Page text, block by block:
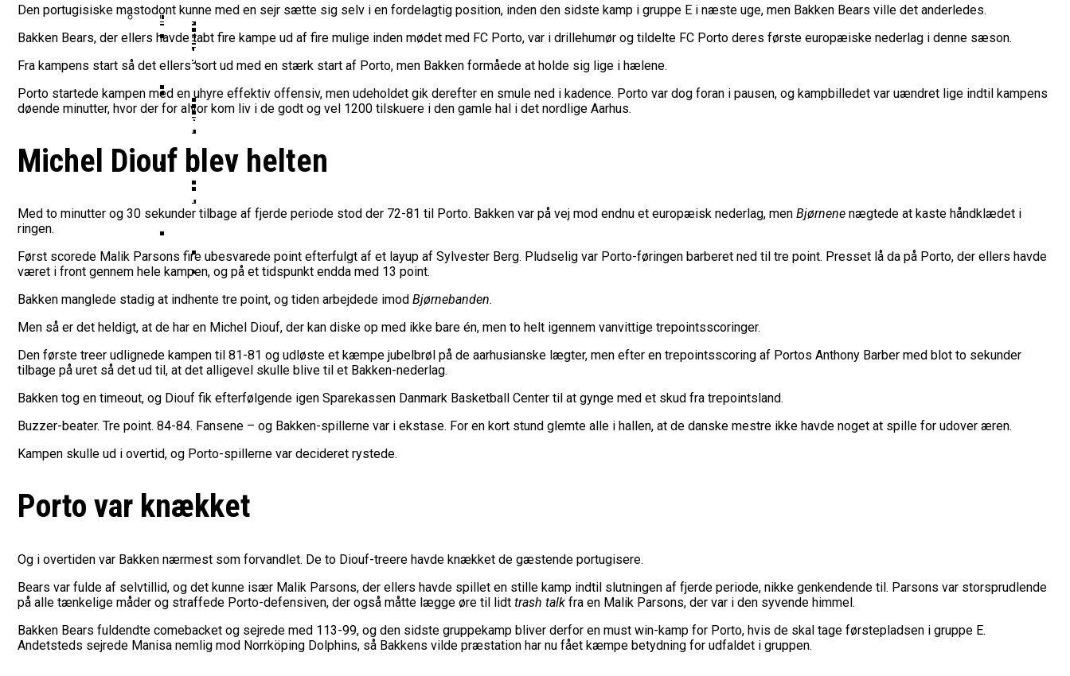
Her Er Den Georgiske Og Finske Trup, Danmark Skal Møde I Kampen Om En EM-Billet
Bakken Bears Skuffer Igen I Europa Og Nærmer Sig Tidligt Exit
Dansk Tenerife-Talent Med Ny Brandkamp I Youth Champions League
Noah Nørgaard Og Tenerife Fik En God Start På Youth Champions League: “Vores Mål Er At Vinde Turneringen”
Dansk Tenerife-Stortalent Imponerede Stort I Debut I Youth Champions League
Bakken Bears Skuffede Og Misser Champions League-Gruppespil
Mere Europæisk Topbasket Venter: Dansk Stjerne Skifter Til Spansk EuroCup-Klub
ALBA Berlin Siger Farvel Til EuroLeague – Skifter Til Basketball Champions League
Danske Tobias Jensen Skal Møde Portland Trail Blazers I NBA-Kamp
Wembanyamas EM-Deltagelse I Fare: Der Er Mange Usikkerheder Lige Nu
Danmarks Kvindelandshold Skal Have Ny Landstræner
VM’s All Star-Hold Offentliggjort
Canada Vinder VM-Bronze Efter Vanvittigt Overtidsdrama Mod USA
Morten Stig Jensen Om OL 2024: “Vi Kan Forvente Os En Af De Bedste Omgange OL Nogensinde”
To Tidligere Basketliga-Spillere Udtaget Til Sydsudansk OL-Bruttotrup
Breaking: Team USA Samler Superstjernerne Til OL 2024
Basketball-OL 2024: Se Grupperne Og Sæt Krydser I Din Kalender
Ekstra Bladet Har Købt Rettighederne Til Basketligaen
BørneBasketFonden Sender Spændende U15-Trup Til Jr. NBA Europe Tournament Til Sommer
Fra Drøm Til Virkelighed: Vejen Basketball Klub Rykker Op I Basketligaen
Medlemstal I Dansk Basket Boomer: Fremgang For 12. År I Træk
Klumme
Morten Stig
Den portugisiske mastodont kunne med en sejr sætte sig selv i en fordelagtig position, inden den sidste kamp i gruppe E i næste uge, men Bakken Bears ville det anderledes.
Bakken Bears, der ellers havde tabt fire kampe ud af fire mulige inden mødet med FC Porto, var i drillehumør og tildelte FC Porto deres første europæiske nederlag i denne sæson.
Fra kampens start så det ellers sort ud med en stærk start af Porto, men Bakken formåede at holde sig lige i hælene.
Porto startede kampen med en uhyre effektiv offensiv, men udeholdet gik derefter en smule ned i kadence. Porto var dog foran i pausen, og kampbilledet var uændret lige indtil kampens
døende minutter, hvor der for alvor kom liv i de godt og vel 1200 tilskuere i den gamle hal i det nordlige Aarhus.
Michel Diouf blev helten
Med to minutter og 30 sekunder tilbage af fjerde periode stod der 72-81 til Porto. Bakken var på vej mod endnu et europæisk nederlag, men Bjørnene nægtede at kaste håndklædet i
ringen.
Først scorede Malik Parsons fire ubesvarede point efterfulgt af et layup af Sylvester Berg. Pludselig var Porto-føringen barberet ned til tre point. Presset lå da på Porto, der ellers havde
været i front gennem hele kampen, og på et tidspunkt endda med 13 point.
Bakken manglede stadig at indhente tre point, og tiden arbejdede imod Bjørnebanden.
Men så er det heldigt, at de har en Michel Diouf, der kan diske op med ikke bare én, men to helt igennem vanvittige trepointsscoringer.
Den første treer udlignede kampen til 81-81 og udløste et kæmpe jubelbrøl på de aarhusianske lægter, men efter en trepointsscoring af Portos Anthony Barber med blot to sekunder
tilbage på uret så det ud til, at det alligevel skulle blive til et Bakken-nederlag.
Bakken tog en timeout, og Diouf fik efterfølgende igen Sparekassen Danmark Basketball Center til at gynge med et skud fra trepointsland.
Buzzer-beater. Tre point. 84-84. Fansene – og Bakken-spillerne var i ekstase. For en kort stund glemte alle i hallen, at de danske mestre ikke havde noget at spille for udover æren.
Kampen skulle ud i overtid, og Porto-spillerne var decideret rystede.
Porto var knækket
Og i overtiden var Bakken nærmest som forvandlet. De to Diouf-treere havde knækket de gæstende portugisere.
Bears var fulde af selvtillid, og det kunne især Malik Parsons, der ellers havde spillet en stille kamp indtil slutningen af fjerde periode, nikke genkendende til. Parsons var storsprudlende
på alle tænkelige måder og straffede Porto-defensiven, der også måtte lægge øre til lidt trash talk fra en Malik Parsons, der var i den syvende himmel.
Bakken Bears fuldendte comebacket og sejrede med 113-99, og den sidste gruppekamp bliver derfor en must win-kamp for Porto, hvis de skal tage førstepladsen i gruppe E.
Andetsteds sejrede Manisa nemlig mod Norrköping Dolphins, så Bakkens vilde præstation har nu fået kæmpe betydning for udfaldet i gruppen.